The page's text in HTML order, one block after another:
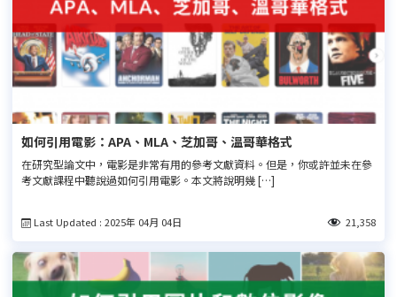
如何引用電影：APA、MLA、芝加哥、溫哥華格式
在研究型論文中，電影是非常有用的參考文獻資料。但是，你或許並未在參
考文獻課程中聽說過如何引用電影。本文將說明幾 […]
Last Updated : 2025年 04月 04日 21,358